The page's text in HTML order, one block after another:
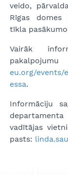
veido,
Rīgas domes
tīkla
Vairāk
eu.org/events/
essa.
Informāciju
vadītājas
pasts: